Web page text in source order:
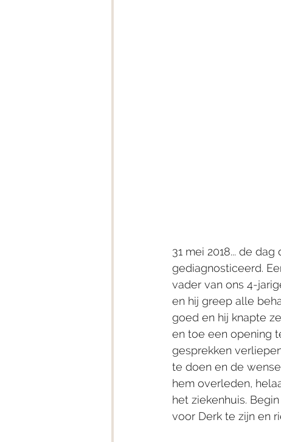
31 mei 2018... de
gediagnosticeerd.
vader van ons 4-
en hij greep alle
goed en hij knapte
en toe een opening
gesprekken
te doen en de
hem overleden,
het ziekenhuis.
voor Derk te zijn en